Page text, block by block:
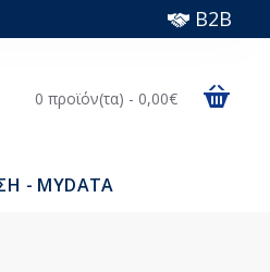
B2B
0 προϊόν(τα) - 0,00€
- MYDATA